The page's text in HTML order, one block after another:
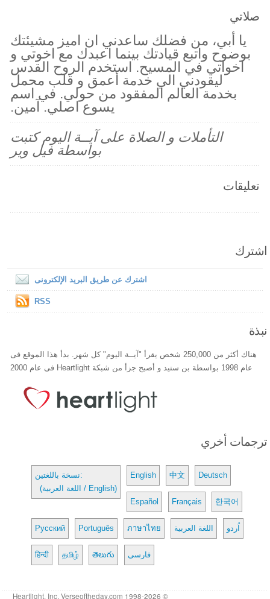
صلاتي
يا أبي، من فضلك ساعدني ان اميز مشيئتك
بوضوح واتبع قيادتك بينما اعبدك مع اخوتي و
اخواتي في المسيح. استخدم الروح القدس
ليقودني الي خدمة أعمق و قلب محمل
بخدمة العالم المفقود من حولي. في اسم
يسوع اصلي. آمين.
التأملات و الصلاة على آيــة اليوم كتبت
بواسطة فيل وير
تعليقات
اشترك
اشترك عن طريق البريد الإلكترونى
RSS
نبذة
هناك أكثر من 250,000 شخص يقرأ "آيــة اليوم" كل شهر. بدأ هذا الموقع فى
عام 1998 بواسطة بن ستيد و أصبح جزأ من شبكة Heartlight فى عام 2000
ترجمات أخري
نسخة باللغتين:
(اللغة العربية / English)
English 中文 Deutsch
Español Français 한국어
Русский Português ภาษาไทย اللغة العربية اُردو
हिन्दी தமிழ் తెలుగు فارسی
© 1998-2026 Heartlight, Inc. Verseoftheday.com